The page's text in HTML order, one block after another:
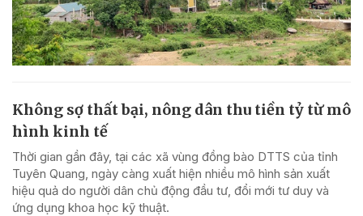
Không sợ thất bại, nông dân thu tiền tỷ từ mô
hình kinh tế
Thời gian gần đây, tại các xã vùng đồng bào DTTS của tỉnh
Tuyên Quang, ngày càng xuất hiện nhiều mô hình sản xuất
hiệu quả do người dân chủ động đầu tư, đổi mới tư duy và
ứng dụng khoa học kỹ thuật.